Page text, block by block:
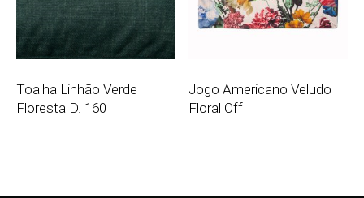
Toalha Linhão Verde
Floresta D. 160
Jogo Americano Veludo
Floral Off